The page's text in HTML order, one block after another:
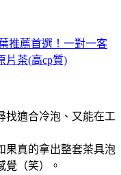
推薦首選！一對一客
片茶(高cp質)
找適合冷泡、又能在工
果真的拿出整套茶具泡
覺（笑）。